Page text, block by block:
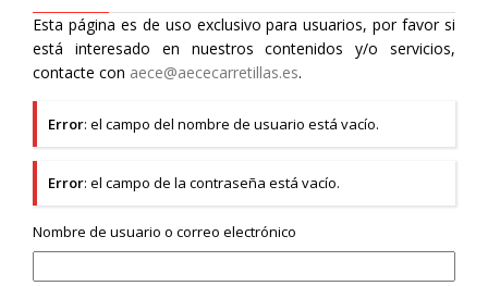
Esta página es de uso exclusivo para usuarios, por favor si
está interesado en nuestros contenidos y/o servicios,
contacte con aece@aececarretillas.es.
Error: el campo del nombre de usuario está vacío.
Error: el campo de la contraseña está vacío.
Nombre de usuario o correo electrónico